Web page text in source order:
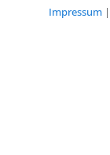
Impressum|